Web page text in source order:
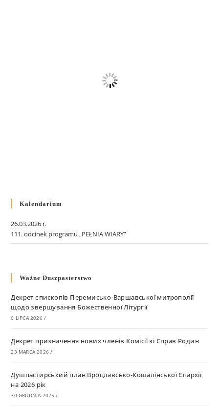
Kalendarium
26.03.2026 r.
111. odcinek programu „PEŁNIA WIARY”
Ważne Duszpasterstwo
Декрет єпископів Перемисько-Варшавської митрополії
щодо звершування Божественної Літургії
6 LIPCA 2026 /
Декрет призначення нових членів Комісії зі Справ Родин
23 MARCA 2026 /
Душпастирський план Вроцлавсько-Кошалінської Єпархії
на 2026 рік
30 GRUDNIA 2025 /